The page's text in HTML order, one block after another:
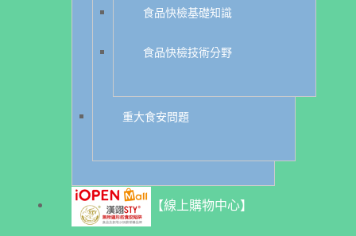
食品快檢基礎知識
食品快檢技術分野
重大食安問題
【線上購物中心】